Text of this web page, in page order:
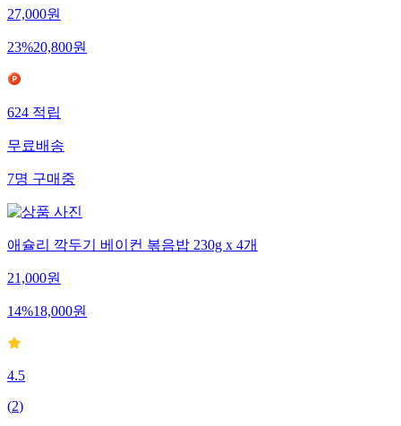
27,000원
23%20,800원
624적립
무료배송
7명구매중
애슐리 깍두기 베이컨 볶음밥 230g x 4개
21,000원
14%18,000원
4.5
(2)